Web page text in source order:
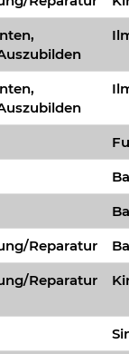
Reparatur
Reparatur